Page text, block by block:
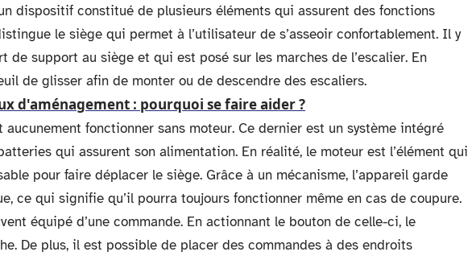
dispositif constitué de plusieurs éléments qui assurent des fonctions
le siège qui permet à l’utilisateur de s’asseoir confortablement. Il y
de support au siège et qui est posé sur les marches de l’escalier. En
de glisser afin de monter ou de descendre des escaliers.
d'aménagement : pourquoi se faire aider ?
aucunement fonctionner sans moteur. Ce dernier est un système intégré
qui assurent son alimentation. En réalité, le moteur est l’élément qui
pour faire déplacer le siège. Grâce à un mécanisme, l’appareil garde
ce qui signifie qu’il pourra toujours fonctionner même en cas de coupure.
équipé d’une commande. En actionnant le bouton de celle-ci, le
De plus, il est possible de placer des commandes à des endroits